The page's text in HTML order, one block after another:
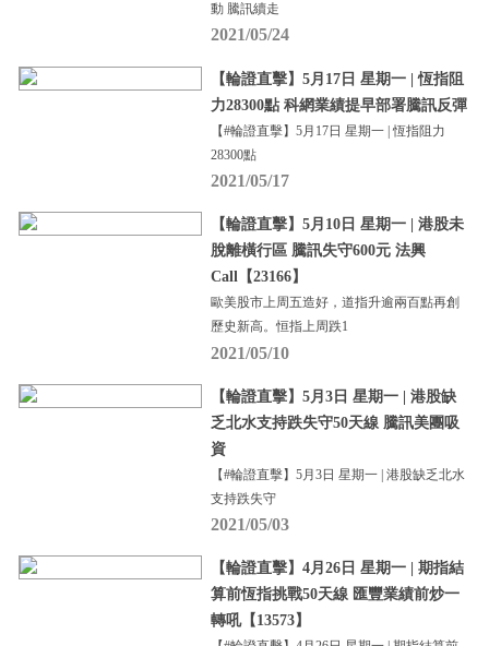
動 騰訊續走
2021/05/24
【輪證直擊】5月17日 星期一 | 恆指阻
力28300點 科網業績提早部署騰訊反彈
【#輪證直擊】5月17日 星期一 | 恆指阻力
28300點
2021/05/17
【輪證直擊】5月10日 星期一 | 港股未
脫離橫行區 騰訊失守600元 法興
Call【23166】
歐美股市上周五造好，道指升逾兩百點再創
歷史新高。恒指上周跌1
2021/05/10
【輪證直擊】5月3日 星期一 | 港股缺
乏北水支持跌失守50天線 騰訊美團吸
資
【#輪證直擊】5月3日 星期一 | 港股缺乏北水
支持跌失守
2021/05/03
【輪證直擊】4月26日 星期一 | 期指結
算前恆指挑戰50天線 匯豐業績前炒一
轉吼【13573】